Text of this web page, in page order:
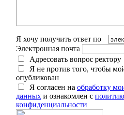
Я хочу получить ответ по
Электронная почта
Адресовать вопрос ректору
Я не против того, чтобы
опубликован
Я согласен на обработку
данных и ознакомлен с
конфиденциальности